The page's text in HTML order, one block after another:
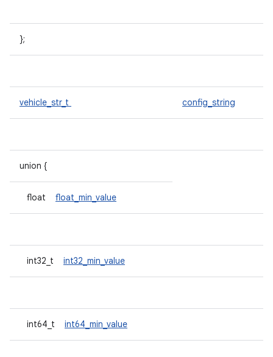
};
vehicle_str_t config_string
union {
float float_min_value
int32_t int32_min_value
int64_t int64_min_value